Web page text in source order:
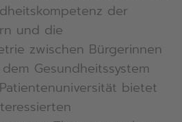
der
und die
zwischen Bürgerinnen
Gesundheitssystem
bietet